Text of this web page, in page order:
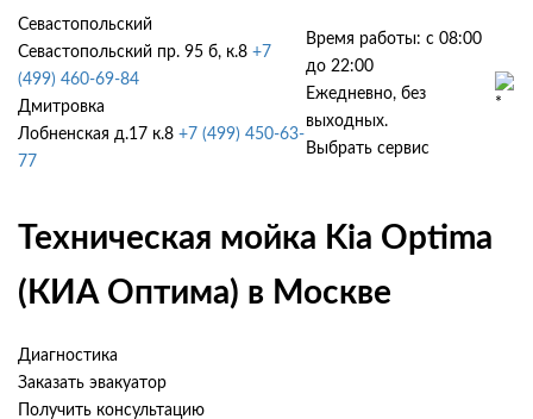
Севастопольский
Севастопольский пр. 95 б, к.8 +7
(499) 460-69-84
Дмитровка
Лобненская д.17 к.8 +7 (499) 450-63-
77
Время работы: с 08:00
до 22:00
Ежедневно, без
выходных.
Выбрать сервис
Техническая мойка Kia Optima
(КИА Оптима) в Москве
Диагностика
Заказать эвакуатор
Получить консультацию